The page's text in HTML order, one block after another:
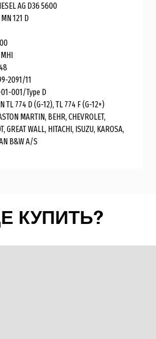
AG D36 5600
121 D
2091/11
01-001/Type D
TL 774 D (G-12), TL 774 F (G-12+)
MARTIN, BEHR, CHEVROLET,
GREAT WALL, HITACHI, ISUZU, KAROSA,
B&W A/S
КУПИТЬ?